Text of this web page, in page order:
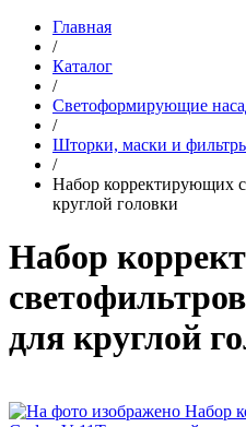
Главная
/
Каталог
/
Светоформирующие
/
Шторки, маски и
/
Набор корректирующих
круглой головки
Набор
для круглой